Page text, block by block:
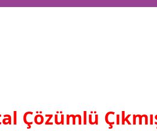
Çözümlü